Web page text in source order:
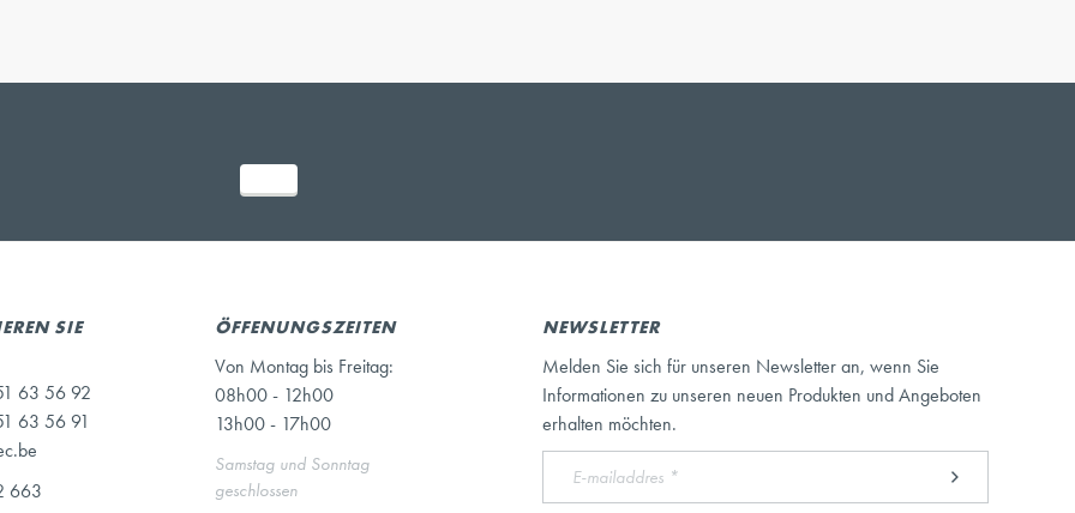
SIE
63 56 92
63 56 91
663
ÖFFENUNGSZEITEN
Von Montag bis Freitag:
08h00 - 12h00
13h00 - 17h00
Samstag und Sonntag
geschlossen
NEWSLETTER
Melden Sie sich für unseren Newsletter an, wenn Sie
Informationen zu unseren neuen Produkten und Angeboten
erhalten möchten.